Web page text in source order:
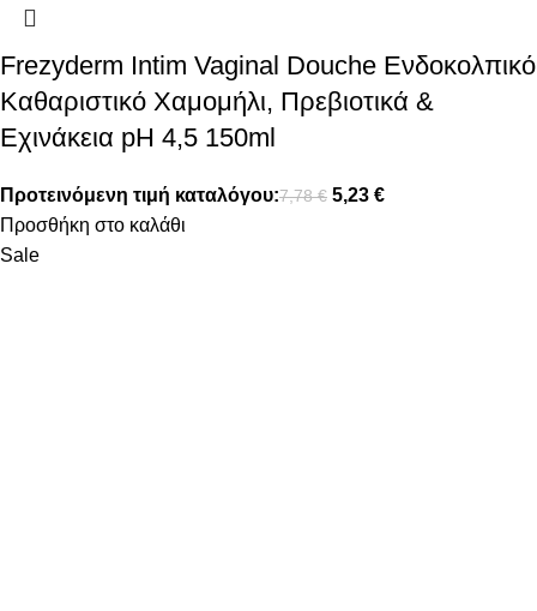
Frezyderm Intim Vaginal Douche Ενδοκολπικό
Καθαριστικό Χαμομήλι, Πρεβιοτικά &
Εχινάκεια pH 4,5 150ml
Προτεινόμενη τιμή καταλόγου:7,78€ 5,23 €
Προσθήκη στο καλάθι
Sale